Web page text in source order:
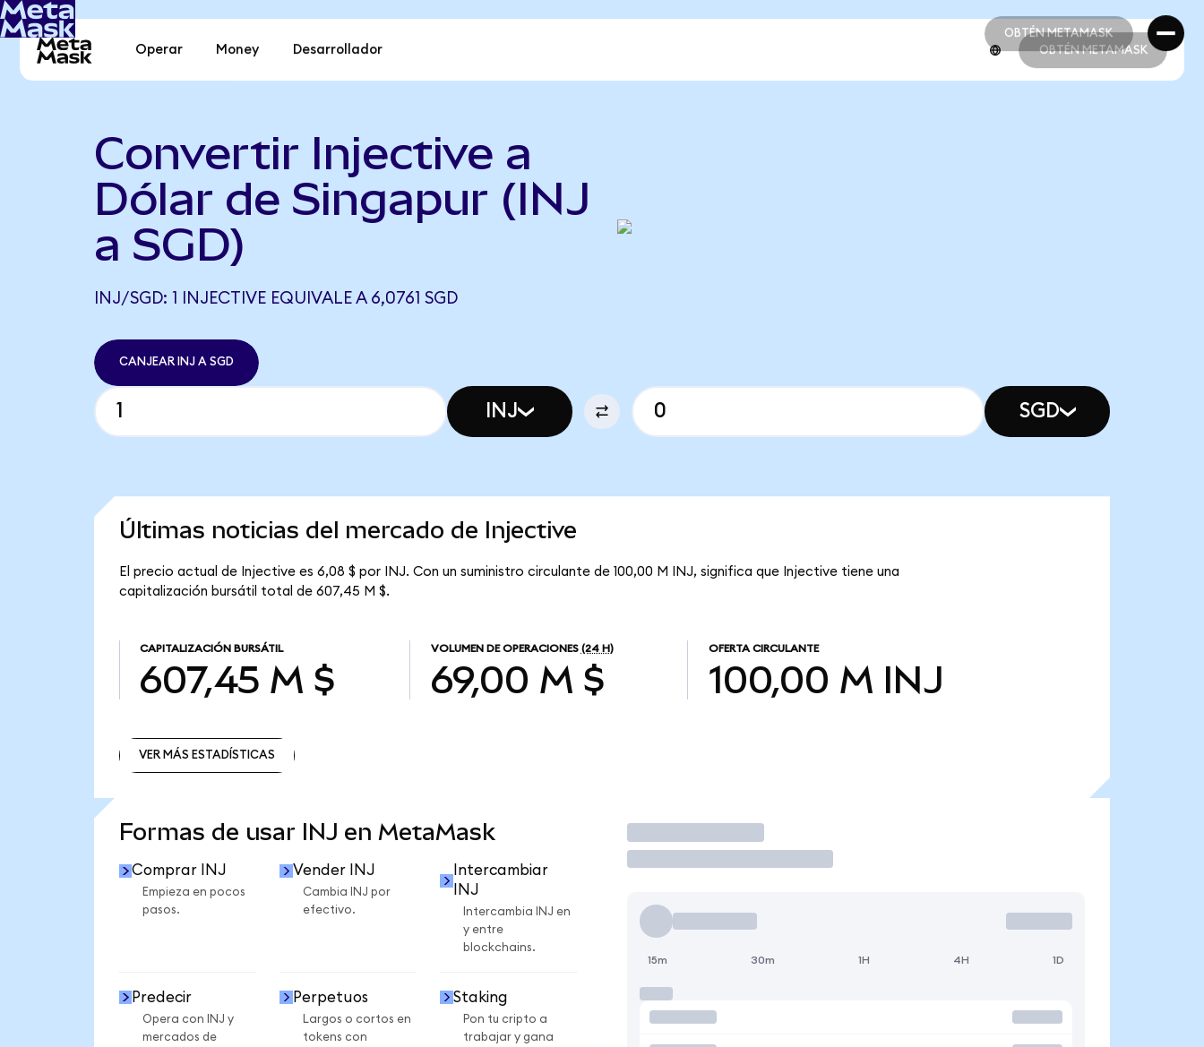
OBTÉN METAMASK
OBTÉN METAMASK
Operar Money Desarrollador OBTÉN METAMASK
Convertir Injective a
Dólar de Singapur (INJ
a SGD)
INJ/SGD: 1 INJECTIVE EQUIVALE A 6,0761 SGD
CANJEAR INJ A SGD
INJ SGD
Últimas noticias del mercado de Injective
El precio actual de Injective es 6,08 $ por INJ. Con un suministro circulante de 100,00 M INJ, significa que Injective tiene una
capitalización bursátil total de 607,45 M $.
CAPITALIZACIÓN BURSÁTIL
607,45 M $
VOLUMEN DE OPERACIONES (24 H)
69,00 M $
OFERTA CIRCULANTE
100,00 M INJ
VER MÁS ESTADÍSTICAS
Formas de usar INJ en MetaMask
Comprar INJ
Empieza en pocos
pasos.
Vender INJ
Cambia INJ por
efectivo.
Intercambiar
INJ
Intercambia INJ en
y entre
blockchains.
Predecir
Opera con INJ y
mercados de
Perpetuos
Largos o cortos en
tokens con
Staking
Pon tu cripto a
trabajar y gana
Operar
15m 30m 1H 4H 1D